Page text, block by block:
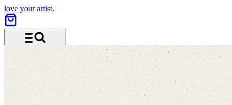
love your artist.